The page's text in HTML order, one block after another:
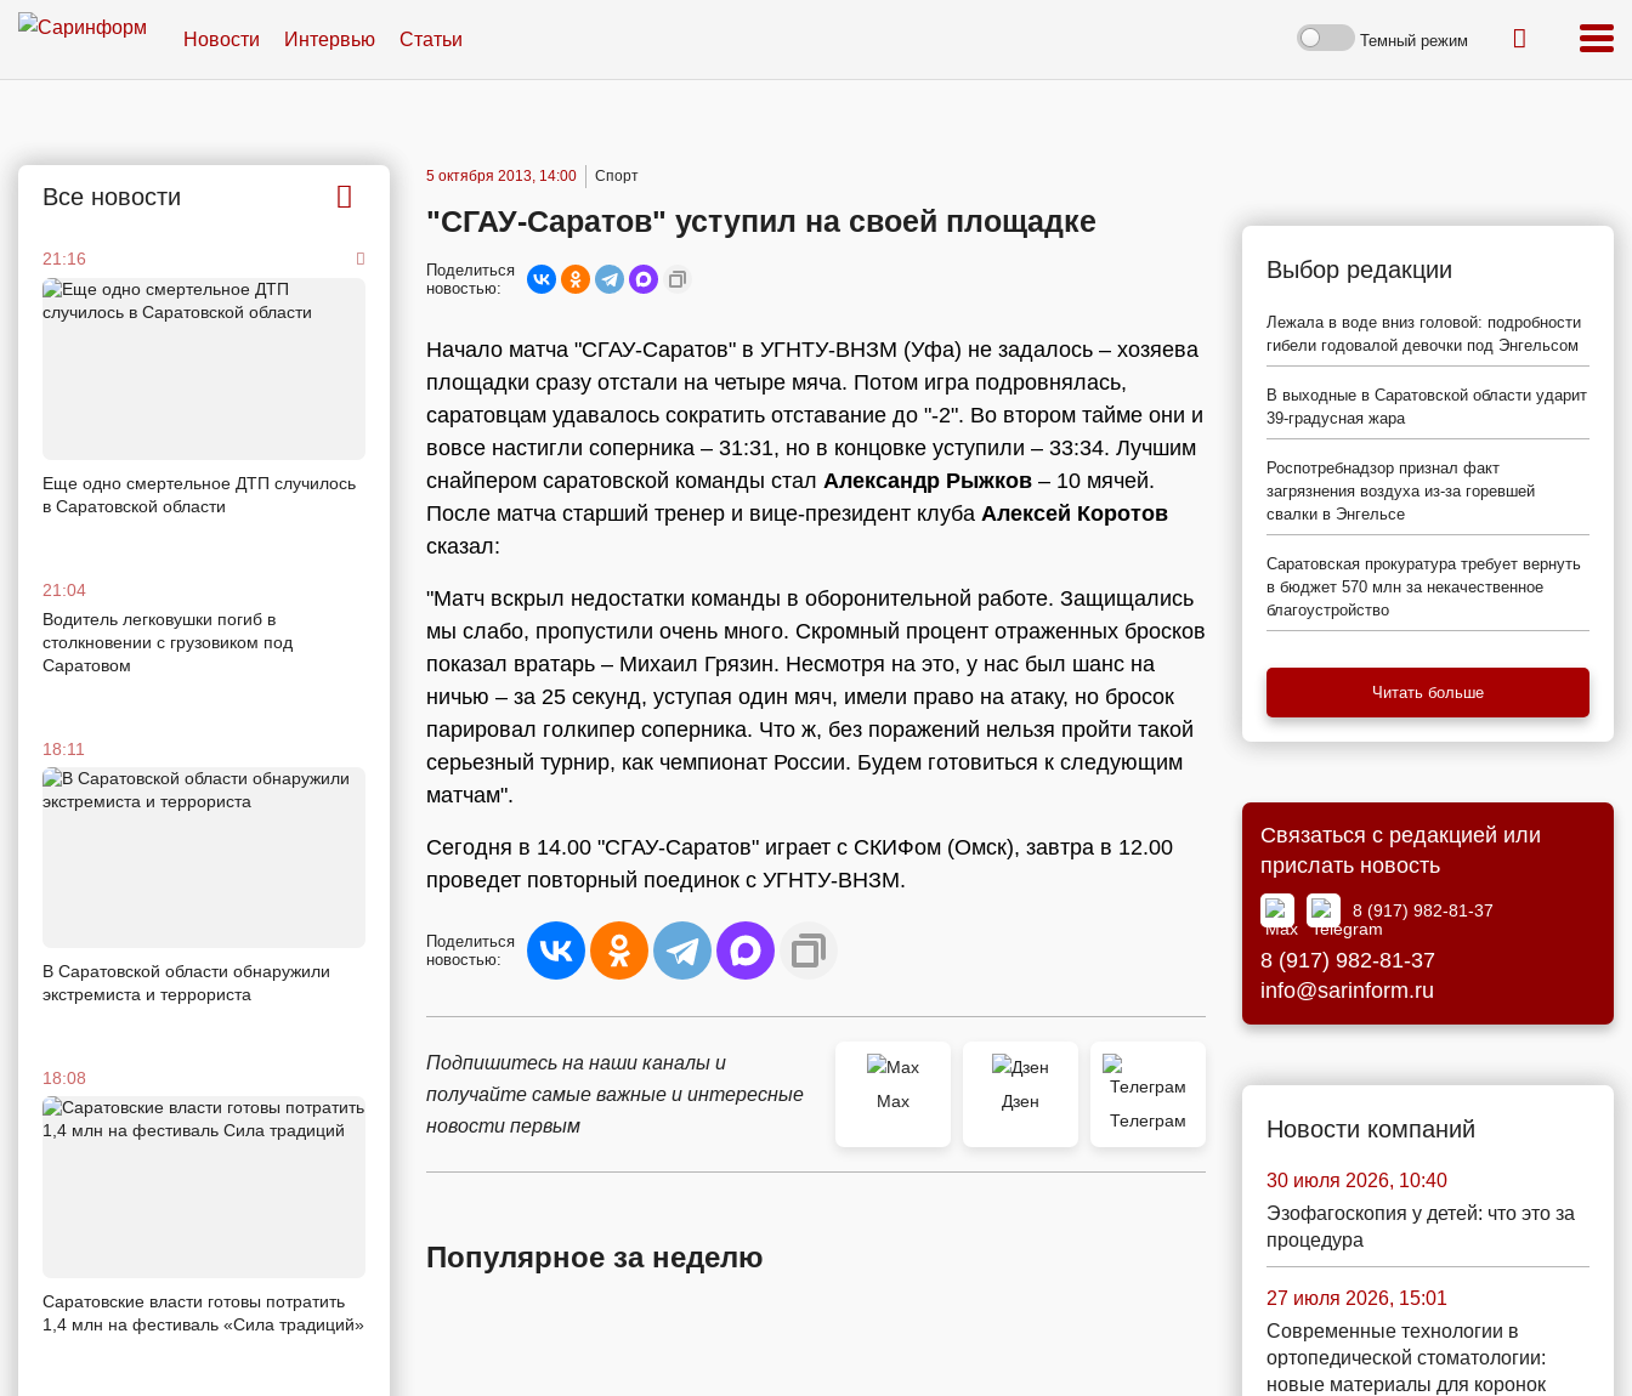
Новости Интервью Статьи Темный режим
Все новости
21:16
Еще одно смертельное ДТП случилось
в Саратовской области
21:04
Водитель легковушки погиб в
столкновении с грузовиком под
Саратовом
18:11
В Саратовской области обнаружили
экстремиста и террориста
18:08
Саратовские власти готовы потратить
1,4 млн на фестиваль «Сила традиций»
5 октября 2013, 14:00 Спорт
"СГАУ-Саратов" уступил на своей площадке
Поделиться
новостью:
Начало матча "СГАУ-Саратов" в УГНТУ-ВНЗМ (Уфа) не задалось – хозяева
площадки сразу отстали на четыре мяча. Потом игра подровнялась,
саратовцам удавалось сократить отставание до "-2". Во втором тайме они и
вовсе настигли соперника – 31:31, но в концовке уступили – 33:34. Лучшим
снайпером саратовской команды стал Александр Рыжков – 10 мячей.
После матча старший тренер и вице-президент клуба Алексей Коротов
сказал:
"Матч вскрыл недостатки команды в оборонительной работе. Защищались
мы слабо, пропустили очень много. Скромный процент отраженных бросков
показал вратарь – Михаил Грязин. Несмотря на это, у нас был шанс на
ничью – за 25 секунд, уступая один мяч, имели право на атаку, но бросок
парировал голкипер соперника. Что ж, без поражений нельзя пройти такой
серьезный турнир, как чемпионат России. Будем готовиться к следующим
матчам".
Сегодня в 14.00 "СГАУ-Саратов" играет с СКИФом (Омск), завтра в 12.00
проведет повторный поединок с УГНТУ-ВНЗМ.
Поделиться
новостью:
Подпишитесь на наши каналы и
получайте самые важные и интересные
новости первым
Max
Дзен
Телеграм
Популярное за неделю
Выбор редакции
Лежала в воде вниз головой: подробности
гибели годовалой девочки под Энгельсом
В выходные в Саратовской области ударит
39-градусная жара
Роспотребнадзор признал факт
загрязнения воздуха из-за горевшей
свалки в Энгельсе
Саратовская прокуратура требует вернуть
в бюджет 570 млн за некачественное
благоустройство
Читать больше
Связаться с редакцией или
прислать новость
8 (917) 982-81-37
8 (917) 982-81-37
info@sarinform.ru
Новости компаний
30 июля 2026, 10:40
Эзофагоскопия у детей: что это за
процедура
27 июля 2026, 15:01
Современные технологии в
ортопедической стоматологии:
новые материалы для коронок